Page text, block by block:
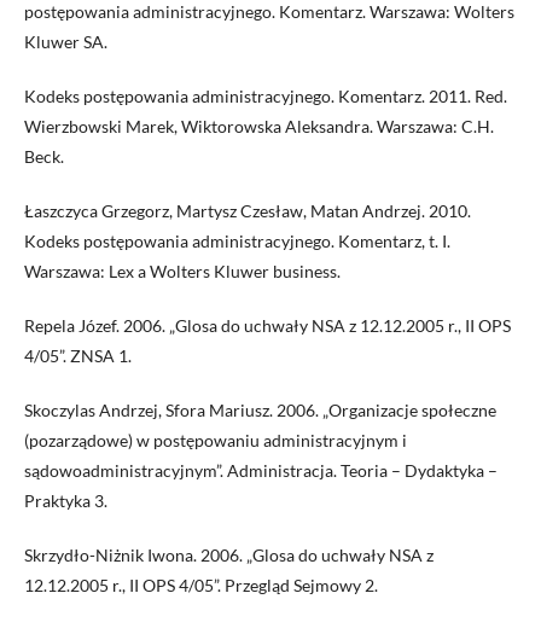
postępowania administracyjnego. Komentarz. Warszawa: Wolters
Kluwer SA.
Kodeks postępowania administracyjnego. Komentarz. 2011. Red.
Wierzbowski Marek, Wiktorowska Aleksandra. Warszawa: C.H.
Beck.
Łaszczyca Grzegorz, Martysz Czesław, Matan Andrzej. 2010.
Kodeks postępowania administracyjnego. Komentarz, t. I.
Warszawa: Lex a Wolters Kluwer business.
Repela Józef. 2006. „Glosa do uchwały NSA z 12.12.2005 r., II OPS
4/05”. ZNSA 1.
Skoczylas Andrzej, Sfora Mariusz. 2006. „Organizacje społeczne
(pozarządowe) w postępowaniu administracyjnym i
sądowoadministracyjnym”. Administracja. Teoria – Dydaktyka –
Praktyka 3.
Skrzydło-Niżnik Iwona. 2006. „Glosa do uchwały NSA z
12.12.2005 r., II OPS 4/05”. Przegląd Sejmowy 2.